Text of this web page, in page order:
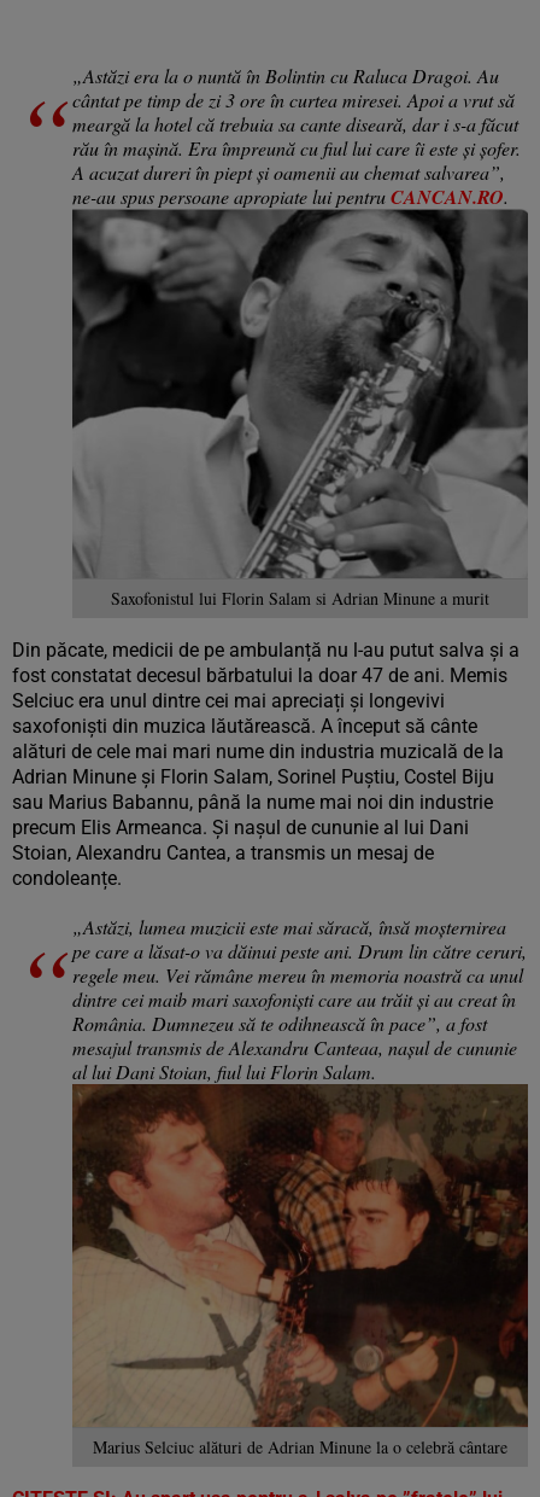
„Astăzi era la o nuntă în Bolintin cu Raluca Dragoi. Au
cântat pe timp de zi 3 ore în curtea miresei. Apoi a vrut să
meargă la hotel că trebuia sa cante diseară, dar i s-a făcut
rău în mașină. Era împreună cu fiul lui care îi este și șofer.
A acuzat dureri în piept și oamenii au chemat salvarea”,
ne-au spus persoane apropiate lui pentruCANCAN.RO.
Saxofonistul lui Florin Salam si Adrian Minune a murit
Din păcate, medicii de pe ambulanță nu l-au putut salva și a
fost constatat decesul bărbatului la doar 47 de ani. Memis
Selciuc era unul dintre cei mai apreciați și longevivi
saxofoniști din muzica lăutărească. A început să cânte
alături de cele mai mari nume din industria muzicală de la
Adrian Minune și Florin Salam, Sorinel Puștiu, Costel Biju
sau Marius Babannu, până la nume mai noi din industrie
precum Elis Armeanca. Și nașul de cununie al lui Dani
Stoian, Alexandru Cantea, a transmis un mesaj de
condoleanțe.
„Astăzi, lumea muzicii este mai săracă, însă moșternirea
pe care a lăsat-o va dăinui peste ani. Drum lin către ceruri,
regele meu. Vei rămâne mereu în memoria noastră ca unul
dintre cei maib mari saxofoniști care au trăit și au creat în
România. Dumnezeu să te odihnească în pace”, a fost
mesajul transmis de Alexandru Canteaa, nașul de cununie
al lui Dani Stoian, fiul lui Florin Salam.
Marius Selciuc alături de Adrian Minune la o celebră cântare